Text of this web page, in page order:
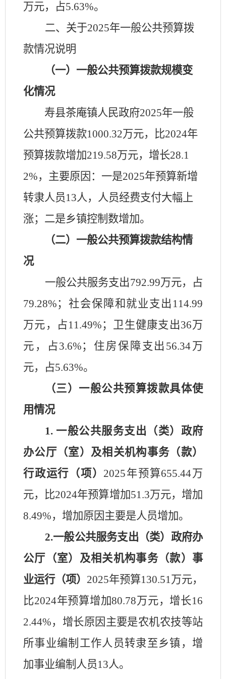
万元，占5.63%。
二、关于2025年一般公共预算拨
款情况说明
（一）一般公共预算拨款规模变
化情况
寿县茶庵镇人民政府2025年一般
公共预算拨款1000.32万元，比2024年
预算拨款增加219.58万元，增长28.1
2%，主要原因： 一是2025年预算新增
转隶人员13人，人员经费支付大幅上
涨；二是乡镇控制数增加。
（二）一般公共预算拨款结构情
况
一般公共服务支出792.99万元，占
79.28%；社会保障和就业支出 114.99
万元，占11.49%；卫生健康支出36万
元，占3.6%；住房保障支出 56.34万
元，占5.63%。
（三）一般公共预算拨款具体使
用情况
1. 一般公共服务支出（类）政府
办公厅（室）及相关机构事务（款）
行政运行（项） 2025年预算655.44万
元，比2024年预算增加51.3万元， 增加
8.49%， 增加原因主要是人员增加。
2.一般公共服务支出（类）政府办
公厅（室）及相关机构事务（款） 事
业运行（项） 2025年预算130.51万元，
比2024年预算增加80.78万元， 增长16
2.44%， 增长原因主要是农机农技等站
所事业编制工作人员转隶至乡镇，增
加事业编制人员13人。